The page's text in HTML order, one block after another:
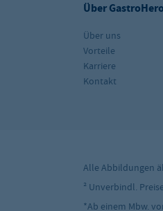
Über GastroHero
Über uns
Vorteile
Karriere
Kontakt
Alle Abbildungen
² Unverbindl.
*Ab einem Mbw.